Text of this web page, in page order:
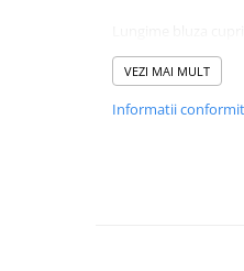
Circumferinta talie
38 - 66 cm
VEZI MAI MULT
Informatii